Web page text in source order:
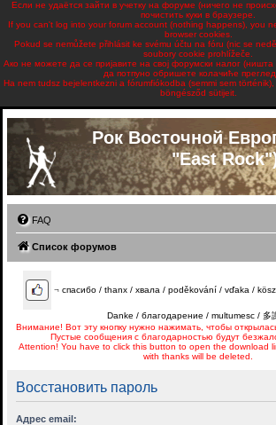
Если не удаётся зайти в учетку на форуме (ничего не
почистить куки в браузере.
If you can't log into your forum account (nothing happens), you
browser cookies.
Pokud se nemůžete přihlásit ke svému účtu na fóru (nic se
soubory cookie prohlížeče.
Ако не можете да се пријавите на свој форумски налог
да потпуно обришете колачиће
Ha nem tudsz bejelentkezni a fórumfiókodba (semmi sem
böngésződ sütijeit.
Рок Восточной
"East
FAQ
Список форумов
¬ спасибо / thanx / хвала / poděkování / vďaka /
Danke / благодарение / multumesc / 多
Внимание! Вот эту кнопку нужно нажимать, чтобы
Пустые сообщения с благодарностью будут
Attention! You have to click this button to open the download
with thanks will be deleted.
Восстановить пароль
Адрес email: